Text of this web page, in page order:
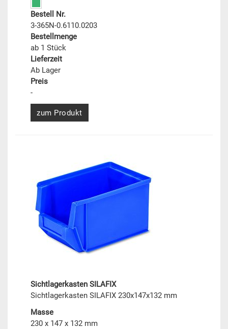
Bestell Nr.
3-365N-0.6110.0203
Bestellmenge
ab 1 Stück
Lieferzeit
Ab Lager
Preis
-
zum Produkt
Sichtlagerkasten SILAFIX
Sichtlagerkasten SILAFIX 230x147x132 mm
Masse
230 x 147 x 132 mm